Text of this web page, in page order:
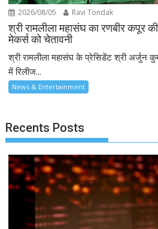
2026/08/05 Ravi Tondak
श्री रामलीला महासंघ का रणबीर कपूर
मेकर्स को चेतावनी
श्री रामलीला महासंघ के प्रेसिडेंट श्री अर्जुन
में रिलीज...
News & Entertainment
Recents Posts